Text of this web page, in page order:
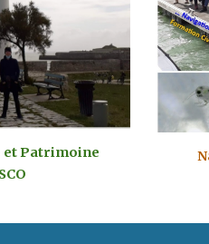
Patrimoine